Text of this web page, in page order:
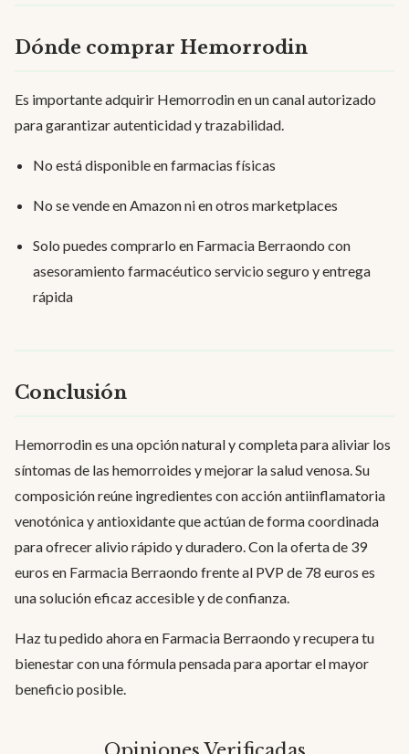
Dónde comprar Hemorrodin
Es importante adquirir Hemorrodin en un canal autorizado
para garantizar autenticidad y trazabilidad.
No está disponible en farmacias físicas
No se vende en Amazon ni en otros marketplaces
Solo puedes comprarlo en Farmacia Berraondo con
asesoramiento farmacéutico servicio seguro y entrega
rápida
Conclusión
Hemorrodin es una opción natural y completa para aliviar los
síntomas de las hemorroides y mejorar la salud venosa. Su
composición reúne ingredientes con acción antiinflamatoria
venotónica y antioxidante que actúan de forma coordinada
para ofrecer alivio rápido y duradero. Con la oferta de 39
euros en Farmacia Berraondo frente al PVP de 78 euros es
una solución eficaz accesible y de confianza.
Haz tu pedido ahora en Farmacia Berraondo y recupera tu
bienestar con una fórmula pensada para aportar el mayor
beneficio posible.